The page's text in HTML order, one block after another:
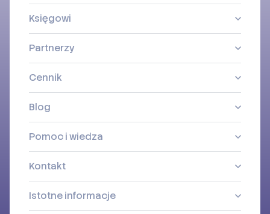
Księgowi
Partnerzy
Cennik
Blog
Pomoc i wiedza
Kontakt
Istotne informacje